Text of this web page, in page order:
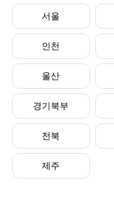
서울
인천
울산
경기북부
전북
제주